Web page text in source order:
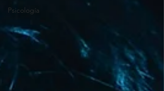
Psicología